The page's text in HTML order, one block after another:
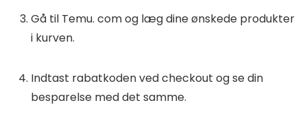
Gå til Temu. com og læg dine ønskede produkter
i kurven.
Indtast rabatkoden ved checkout og se din
besparelse med det samme.